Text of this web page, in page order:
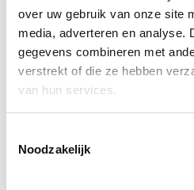
over uw gebruik van onze site
media, adverteren en analyse.
gegevens combineren met
verstrekt of die ze hebben
van hun services.
Noodzakelijk
Blijf op de hoogte
Ontvang mijn nieuwsbrief.
E-
bovenstaand mailadres*